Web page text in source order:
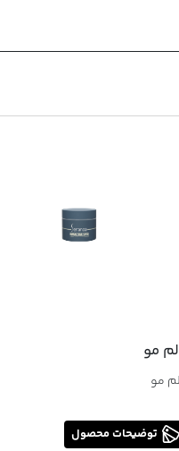
مو
مو
توضیحات محصول